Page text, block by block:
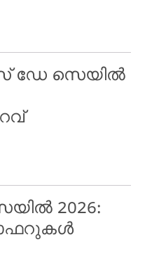
ഡേ സെയിൽ
2026:
ഓഫറുകൾ